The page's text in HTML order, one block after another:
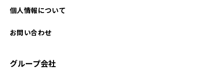
個人情報について
お問い合わせ
グループ会社